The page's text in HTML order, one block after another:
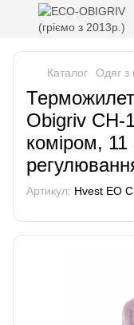
Каталог Одяг з
Терможилет
Obigriv CH-
коміром, 11
Артикул: Hvest EO